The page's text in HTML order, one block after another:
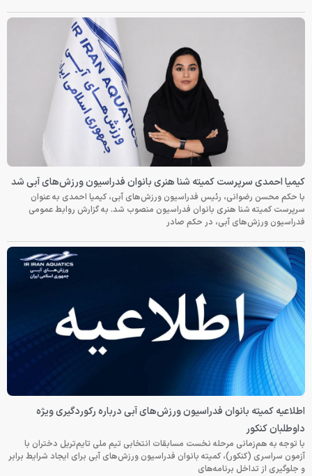
کیمیا احمدی سرپرست کمیته شنا هنری بانوان فدراسیون ورزش‌های آبی شد
با حکم محسن رضوانی، رئیس فدراسیون ورزش‌های آبی، کیمیا احمدی به عنوان
سرپرست کمیته شنا هنری بانوان فدراسیون منصوب شد. به گزارش روابط عمومی
فدراسیون ورزش‌های آبی، در حکم صادر
اطلاعیه کمیته بانوان فدراسیون ورزش‌های آبی درباره رکوردگیری ویژه
داوطلبان کنکور
با توجه به هم‌زمانی مرحله نخست مسابقات انتخابی تیم ملی تایم‌تریل دختران با
آزمون سراسری (کنکور)، کمیته بانوان فدراسیون ورزش‌های آبی برای ایجاد شرایط برابر
و جلوگیری از تداخل برنامه‌های